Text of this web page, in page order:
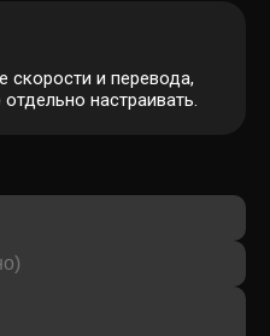
скорости и перевода,
настраивать.